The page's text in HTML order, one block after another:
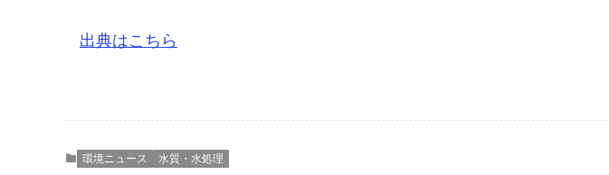
出典はこちら
環境ニュース 水質・水処理